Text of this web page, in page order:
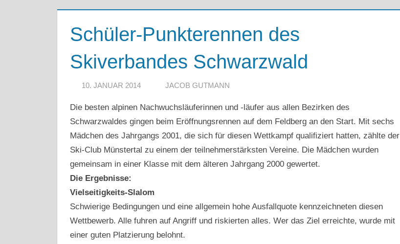
Schüler-Punkterennen des
Skiverbandes Schwarzwald
10. JANUAR 2014 JACOB GUTMANN
Die besten alpinen Nachwuchsläuferinnen und -läufer aus allen Bezirken des
Schwarzwaldes gingen beim Eröffnungsrennen auf dem Feldberg an den Start. Mit sechs
Mädchen des Jahrgangs 2001, die sich für diesen Wettkampf qualifiziert hatten, zählte der
Ski-Club Münstertal zu einem der teilnehmerstärksten Vereine. Die Mädchen wurden
gemeinsam in einer Klasse mit dem älteren Jahrgang 2000 gewertet.
Die Ergebnisse:
Vielseitigkeits-Slalom
Schwierige Bedingungen und eine allgemein hohe Ausfallquote kennzeichneten diesen
Wettbewerb. Alle fuhren auf Angriff und riskierten alles. Wer das Ziel erreichte, wurde mit
einer guten Platzierung belohnt.